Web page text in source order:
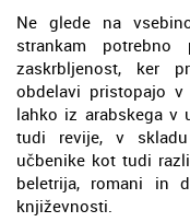
Ne glede na
strankam
zaskrbljenost, ker
obdelavi pristopajo v
lahko iz arabskega v
tudi revije, v
učbenike kot tudi
beletrija, romani in
književnosti.